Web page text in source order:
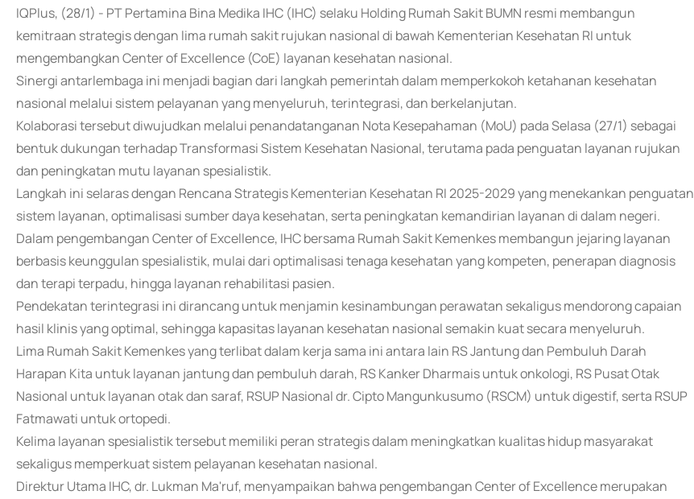
IQPlus, (28/1) - PT Pertamina Bina Medika IHC (IHC) selaku Holding Rumah Sakit BUMN resmi membangun
kemitraan strategis dengan lima rumah sakit rujukan nasional di bawah Kementerian Kesehatan RI untuk
mengembangkan Center of Excellence (CoE) layanan kesehatan nasional.
Sinergi antarlembaga ini menjadi bagian dari langkah pemerintah dalam memperkokoh ketahanan kesehatan
nasional melalui sistem pelayanan yang menyeluruh, terintegrasi, dan berkelanjutan.
Kolaborasi tersebut diwujudkan melalui penandatanganan Nota Kesepahaman (MoU) pada Selasa (27/1) sebagai
bentuk dukungan terhadap Transformasi Sistem Kesehatan Nasional, terutama pada penguatan layanan rujukan
dan peningkatan mutu layanan spesialistik.
Langkah ini selaras dengan Rencana Strategis Kementerian Kesehatan RI 2025-2029 yang menekankan penguatan
sistem layanan, optimalisasi sumber daya kesehatan, serta peningkatan kemandirian layanan di dalam negeri.
Dalam pengembangan Center of Excellence, IHC bersama Rumah Sakit Kemenkes membangun jejaring layanan
berbasis keunggulan spesialistik, mulai dari optimalisasi tenaga kesehatan yang kompeten, penerapan diagnosis
dan terapi terpadu, hingga layanan rehabilitasi pasien.
Pendekatan terintegrasi ini dirancang untuk menjamin kesinambungan perawatan sekaligus mendorong capaian
hasil klinis yang optimal, sehingga kapasitas layanan kesehatan nasional semakin kuat secara menyeluruh.
Lima Rumah Sakit Kemenkes yang terlibat dalam kerja sama ini antara lain RS Jantung dan Pembuluh Darah
Harapan Kita untuk layanan jantung dan pembuluh darah, RS Kanker Dharmais untuk onkologi, RS Pusat Otak
Nasional untuk layanan otak dan saraf, RSUP Nasional dr. Cipto Mangunkusumo (RSCM) untuk digestif, serta RSUP
Fatmawati untuk ortopedi.
Kelima layanan spesialistik tersebut memiliki peran strategis dalam meningkatkan kualitas hidup masyarakat
sekaligus memperkuat sistem pelayanan kesehatan nasional.
Direktur Utama IHC, dr. Lukman Ma'ruf, menyampaikan bahwa pengembangan Center of Excellence merupakan